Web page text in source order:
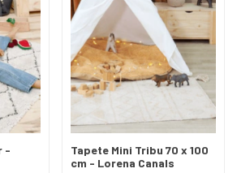
-
Tapete Mini Tribu 70 x 100
cm - Lorena Canals